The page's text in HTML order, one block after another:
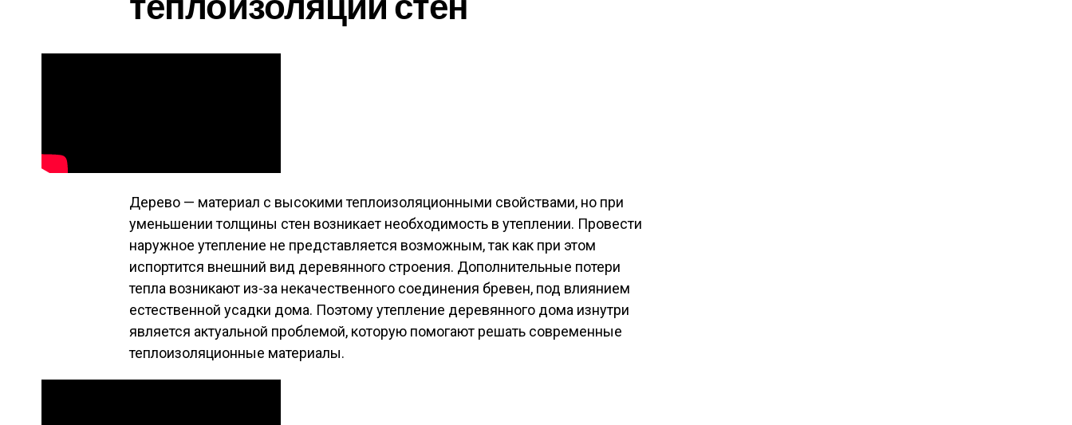
Дерево — материал с высокими теплоизоляционными свойствами, но при
уменьшении толщины стен возникает необходимость в утеплении. Провести
наружное утепление не представляется возможным, так как при этом
испортится внешний вид деревянного строения. Дополнительные потери
тепла возникают из-за некачественного соединения бревен, под влиянием
естественной усадки дома. Поэтому утепление деревянного дома изнутри
является актуальной проблемой, которую помогают решать современные
теплоизоляционные материалы.